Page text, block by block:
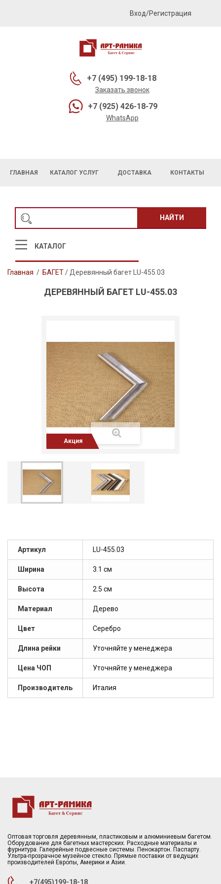
Вход/Регистрация
+7 (495) 199-18-18
Заказать звонок
+7 (925) 426-18-79
WhatsApp
ГЛАВНАЯ КАТАЛОГ УСЛУГ ДОСТАВКА КОНТАКТЫ
НАЙТИ
КАТАЛОГ
Главная / БАГЕТ/ Деревянный багет LU-455.03
ДЕРЕВЯННЫЙ БАГЕТ LU-455.03
Акция
Артикул LU-455.03
Ширина 3.1 см
Высота 2.5 см
Материал Дерево
Цвет Серебро
Длина рейки Уточняйте у менеджера
Цена ЧОП Уточняйте у менеджера
Производитель Италия
Оптовая торговля деревянным, пластиковым и алюминиевым багетом.
Оборудование для багетных мастерских. Расходные материалы и
фурнитура. Галерейные подвесные системы. Пенокартон. Паспарту.
Ультра-прозрачное музейное стекло. Прямые поставки от ведущих
производителей Европы, Америки и Азии.
+7(495)199-18-18